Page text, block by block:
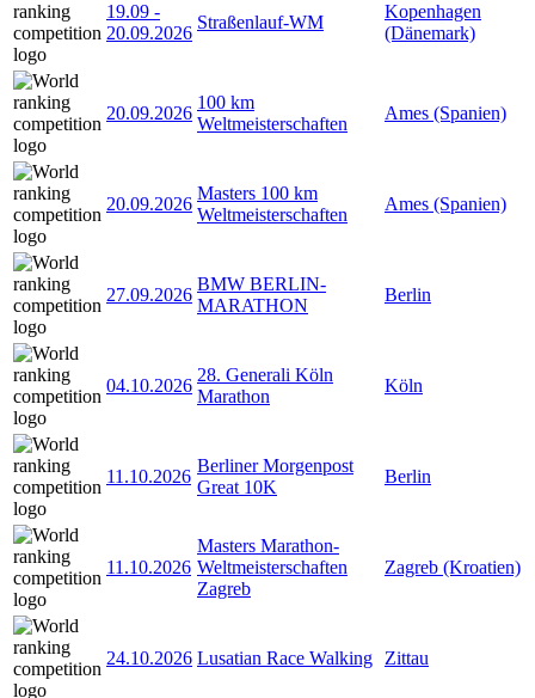
19.09 -
20.09.2026
Straßenlauf-WM
Kopenhagen
(Dänemark)
20.09.2026
100 km
Weltmeisterschaften
Ames (Spanien)
20.09.2026
Masters 100 km
Weltmeisterschaften
Ames (Spanien)
27.09.2026
BMW BERLIN-
MARATHON
Berlin
04.10.2026
28. Generali Köln
Marathon
Köln
11.10.2026
Berliner Morgenpost
Great 10K
Berlin
11.10.2026
Masters Marathon-
Weltmeisterschaften
Zagreb
Zagreb (Kroatien)
24.10.2026 Lusatian Race Walking Zittau